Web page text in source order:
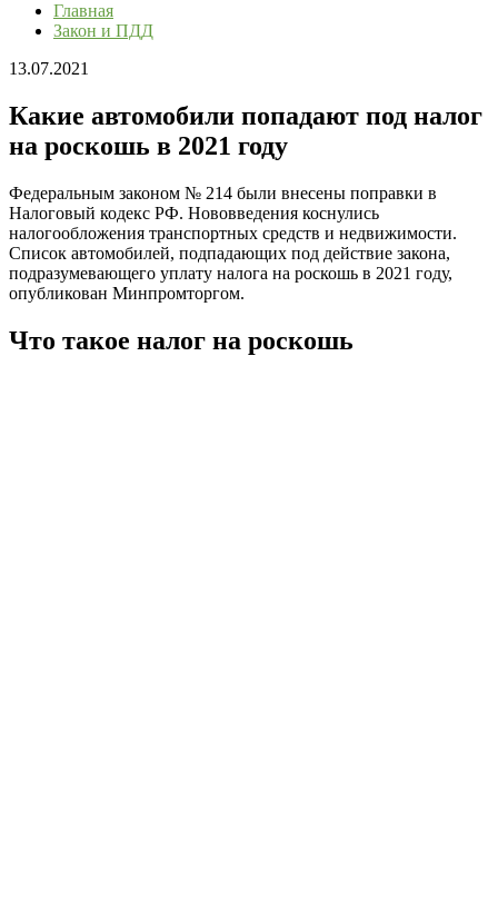
Главная
Закон и ПДД
13.07.2021
Какие автомобили попадают под налог
на роскошь в 2021 году
Федеральным законом № 214 были внесены поправки в
Налоговый кодекс РФ. Нововведения коснулись
налогообложения транспортных средств и недвижимости.
Список автомобилей, подпадающих под действие закона,
подразумевающего уплату налога на роскошь в 2021 году,
опубликован Минпромторгом.
Что такое налог на роскошь